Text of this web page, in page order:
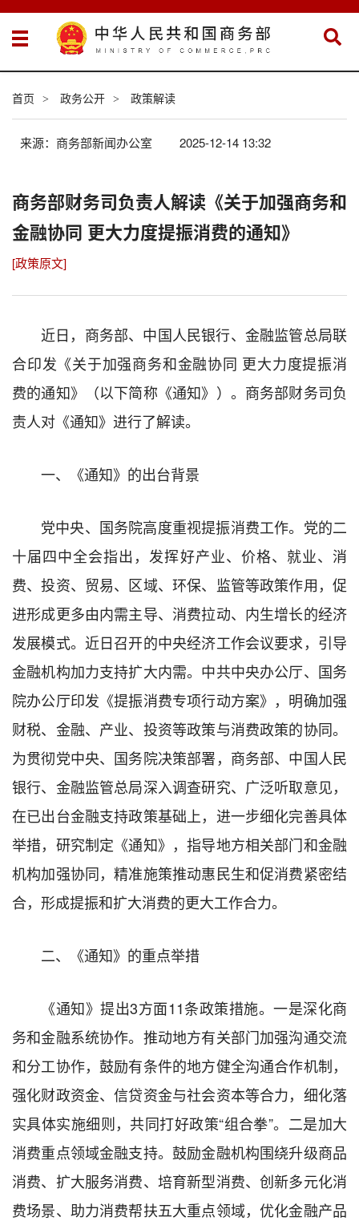
首页 > 政务公开 > 政策解读
来源：商务部新闻办公室 2025-12-14 13:32
商务部财务司负责人解读《关于加强商务和
金融协同 更大力度提振消费的通知》
[政策原文]
近日，商务部、中国人民银行、金融监管总局联
合印发《关于加强商务和金融协同 更大力度提振消
费的通知》（以下简称《通知》）。商务部财务司负
责人对《通知》进行了解读。
一、《通知》的出台背景
党中央、国务院高度重视提振消费工作。党的二
十届四中全会指出，发挥好产业、价格、就业、消
费、投资、贸易、区域、环保、监管等政策作用，促
进形成更多由内需主导、消费拉动、内生增长的经济
发展模式。近日召开的中央经济工作会议要求，引导
金融机构加力支持扩大内需。中共中央办公厅、国务
院办公厅印发《提振消费专项行动方案》，明确加强
财税、金融、产业、投资等政策与消费政策的协同。
为贯彻党中央、国务院决策部署，商务部、中国人民
银行、金融监管总局深入调查研究、广泛听取意见，
在已出台金融支持政策基础上，进一步细化完善具体
举措，研究制定《通知》，指导地方相关部门和金融
机构加强协同，精准施策推动惠民生和促消费紧密结
合，形成提振和扩大消费的更大工作合力。
二、《通知》的重点举措
《通知》提出3方面11条政策措施。一是深化商
务和金融系统协作。推动地方有关部门加强沟通交流
和分工协作，鼓励有条件的地方健全沟通合作机制，
强化财政资金、信贷资金与社会资本等合力，细化落
实具体实施细则，共同打好政策“组合拳”。二是加大
消费重点领域金融支持。鼓励金融机构围绕升级商品
消费、扩大服务消费、培育新型消费、创新多元化消
费场景、助力消费帮扶五大重点领域，优化金融产品